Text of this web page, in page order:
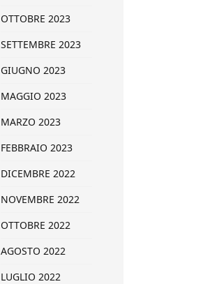
OTTOBRE 2023
SETTEMBRE 2023
GIUGNO 2023
MAGGIO 2023
MARZO 2023
FEBBRAIO 2023
DICEMBRE 2022
NOVEMBRE 2022
OTTOBRE 2022
AGOSTO 2022
LUGLIO 2022